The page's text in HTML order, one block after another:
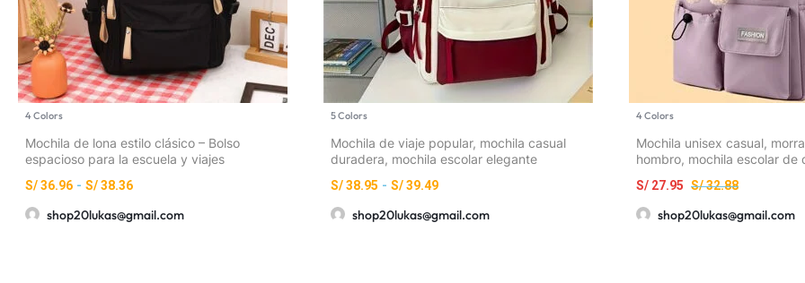
4 Colors
Mochila de lona estilo clásico – Bolso
espacioso para la escuela y viajes
S/36.96 - S/38.36
shop20lukas@gmail.com
5 Colors
Mochila de viaje popular, mochila casual
duradera, mochila escolar elegante
S/38.95 - S/39.49
shop20lukas@gmail.com
4 Colors
Mochila unisex casual,
hombro, mochila escolar de
mujeres, estilo coreano
S/32.88
S/ 27.95
shop20lukas@gmail.com